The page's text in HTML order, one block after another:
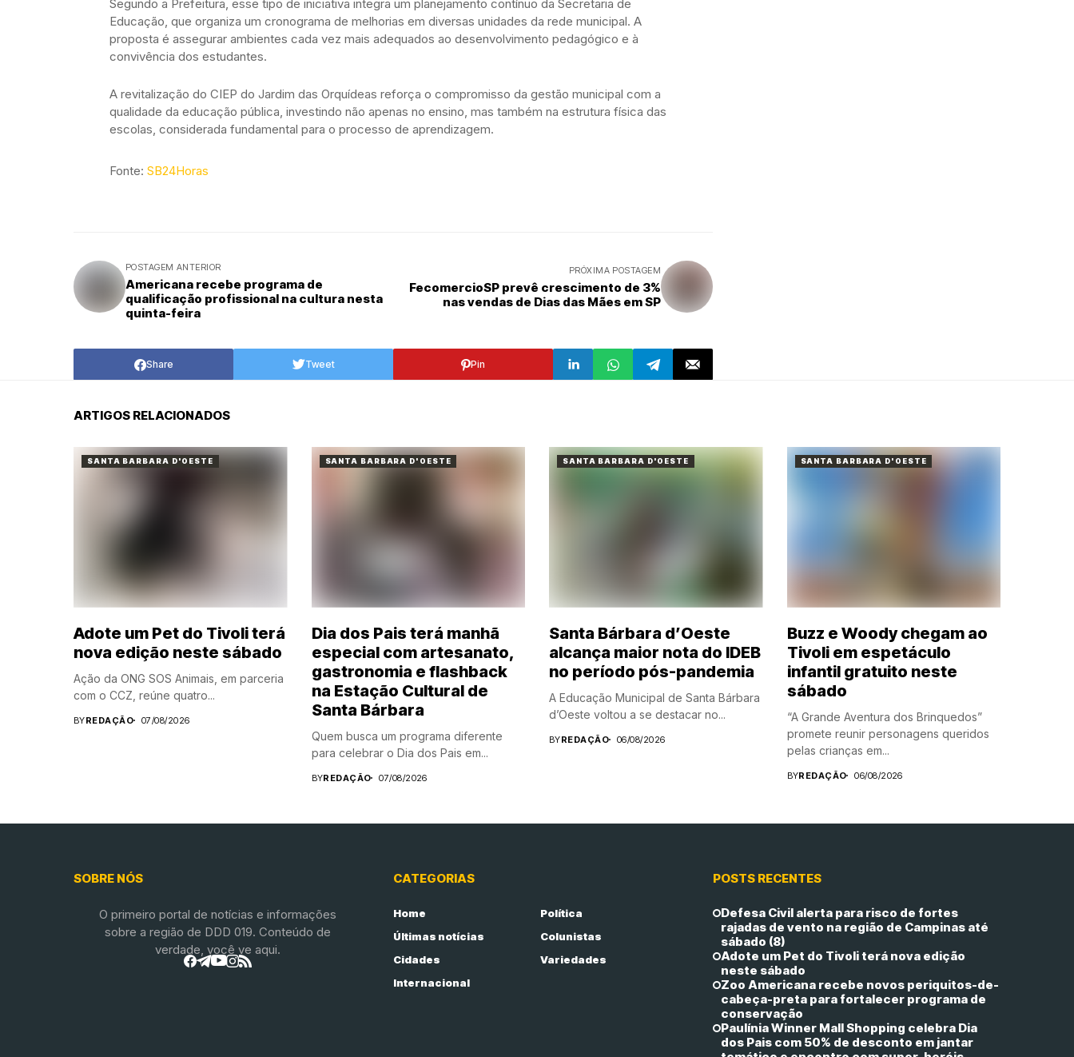
Segundo a Prefeitura, esse tipo de iniciativa integra um planejamento contínuo da Secretaria de
Educação, que organiza um cronograma de melhorias em diversas unidades da rede municipal. A
proposta é assegurar ambientes cada vez mais adequados ao desenvolvimento pedagógico e à
convivência dos estudantes.
A revitalização do CIEP do Jardim das Orquídeas reforça o compromisso da gestão municipal com a
qualidade da educação pública, investindo não apenas no ensino, mas também na estrutura física das
escolas, considerada fundamental para o processo de aprendizagem.
Fonte: SB24Horas
POSTAGEM ANTERIOR
Americana recebe programa de
qualificação profissional na cultura nesta
quinta-feira
PRÓXIMA POSTAGEM
FecomercioSP prevê crescimento de 3%
nas vendas de Dias das Mães em SP
Share Tweet Pin
ARTIGOS RELACIONADOS
SANTA BARBARA D'OESTE
Adote um Pet do Tivoli terá
nova edição neste sábado
Ação da ONG SOS Animais, em parceria
com o CCZ, reúne quatro...
BYREDAÇÃO 07/08/2026
SANTA BARBARA D'OESTE
Dia dos Pais terá manhã
especial com artesanato,
gastronomia e flashback
na Estação Cultural de
Santa Bárbara
Quem busca um programa diferente
para celebrar o Dia dos Pais em...
BYREDAÇÃO 07/08/2026
SANTA BARBARA D'OESTE
Santa Bárbara d’Oeste
alcança maior nota do IDEB
no período pós-pandemia
A Educação Municipal de Santa Bárbara
d’Oeste voltou a se destacar no...
BYREDAÇÃO 06/08/2026
SANTA BARBARA D'OESTE
Buzz e Woody chegam ao
Tivoli em espetáculo
infantil gratuito neste
sábado
“A Grande Aventura dos Brinquedos”
promete reunir personagens queridos
pelas crianças em...
BYREDAÇÃO 06/08/2026
SOBRE NÓS
O primeiro portal de notícias e informações
sobre a região de DDD 019. Conteúdo de
verdade, você ve aqui.
CATEGORIAS
Home
Política
Últimas notícias
Colunistas
Cidades
Variedades
Internacional
POSTS RECENTES
Defesa Civil alerta para risco de fortes
rajadas de vento na região de Campinas até
sábado (8)
Adote um Pet do Tivoli terá nova edição
neste sábado
Zoo Americana recebe novos periquitos-de-
cabeça-preta para fortalecer programa de
conservação
Paulínia Winner Mall Shopping celebra Dia
dos Pais com 50% de desconto em jantar